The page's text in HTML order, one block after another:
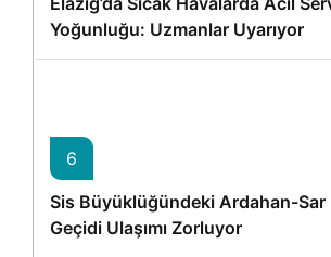
Yoğunluğu: Uzmanlar Uyarıyor
6
Sis Büyüklüğündeki Ardahan-Sar
Geçidi Ulaşımı Zorluyor